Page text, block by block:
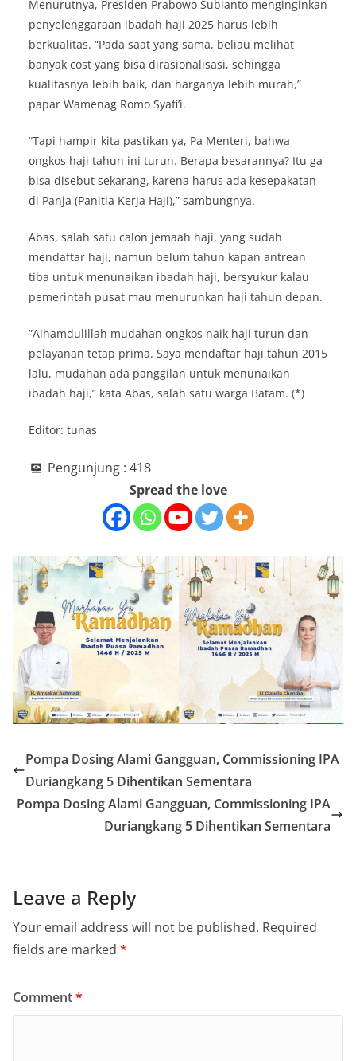
Menurutnya, Presiden Prabowo Subianto menginginkan
penyelenggaraan ibadah haji 2025 harus lebih
berkualitas. “Pada saat yang sama, beliau melihat
banyak cost yang bisa dirasionalisasi, sehingga
kualitasnya lebih baik, dan harganya lebih murah,”
papar Wamenag Romo Syafi’i.
“Tapi hampir kita pastikan ya, Pa Menteri, bahwa
ongkos haji tahun ini turun. Berapa besarannya? Itu ga
bisa disebut sekarang, karena harus ada kesepakatan
di Panja (Panitia Kerja Haji),” sambungnya.
Abas, salah satu calon jemaah haji, yang sudah
mendaftar haji, namun belum tahun kapan antrean
tiba untuk menunaikan ibadah haji, bersyukur kalau
pemerintah pusat mau menurunkan haji tahun depan.
”Alhamdulillah mudahan ongkos naik haji turun dan
pelayanan tetap prima. Saya mendaftar haji tahun 2015
lalu, mudahan ada panggilan untuk menunaikan
ibadah haji,” kata Abas, salah satu warga Batam. (*)
Editor: tunas
Pengunjung : 418
Spread the love
Pompa Dosing Alami Gangguan, Commissioning IPA
Duriangkang 5 Dihentikan Sementara
Pompa Dosing Alami Gangguan, Commissioning IPA
Duriangkang 5 Dihentikan Sementara
Leave a Reply
Your email address will not be published. Required
fields are marked *
Comment*